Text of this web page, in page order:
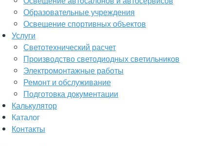
Образовательные учреждения
Освещение спортивных объектов
Услуги
Светотехнический расчет
Производство светодиодных светильников
Электромонтажные работы
Ремонт и обслуживание
Подготовка документации
Калькулятор
Каталог
Контакты